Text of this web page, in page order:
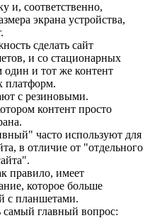
и, соответственно,
экрана устройства,
сделать сайт
и со стационарных
и тот же контент
платформ.
с резиновыми.
контент просто
часто используют для
в отличие от "отдельного
правило, имеет
которое больше
с планшетами.
самый главный вопрос: